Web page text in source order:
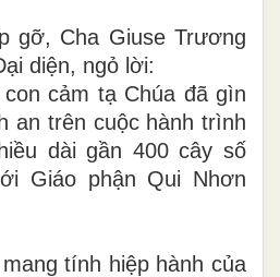
gỡ, Cha Giuse Trương
diện, ngỏ lời:
cảm tạ Chúa đã gìn
an trên cuộc hành trình
dài gần 400 cây số
Giáo phận Qui Nhơn
tính hiệp hành của